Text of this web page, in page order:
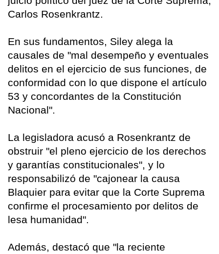
Carlos Rosenkrantz.
En sus fundamentos, Siley alega la
causales de "mal desempeño y eventuales
delitos en el ejercicio de sus funciones, de
conformidad con lo que dispone el artículo
53 y concordantes de la Constitución
Nacional".
La legisladora acusó a Rosenkrantz de
obstruir "el pleno ejercicio de los derechos
y garantías constitucionales", y lo
responsabilizó de "cajonear la causa
Blaquier para evitar que la Corte Suprema
confirme el procesamiento por delitos de
lesa humanidad".
Además, destacó que "la reciente